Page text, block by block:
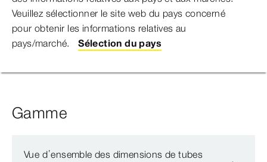
Veuillez sélectionner le site web du pays concerné
pour obtenir les informations relatives au
pays/marché.
Sélection du pays
Megapress
Gamme
Vue d’ensemble des dimensions de tubes